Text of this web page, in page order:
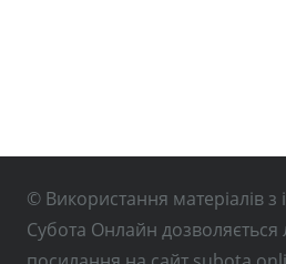
© Використання матеріалів з
Субота Онлайн